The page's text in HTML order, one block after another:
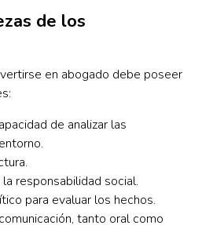
de los
en abogado debe poseer
de analizar las
responsabilidad social.
para evaluar los hechos.
tanto oral como